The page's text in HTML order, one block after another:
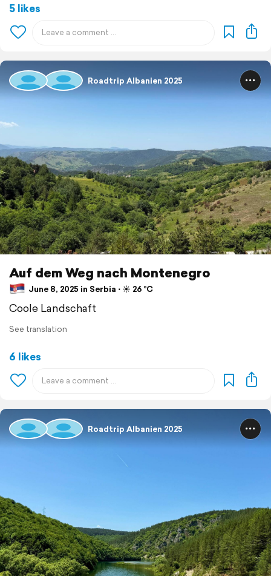
5 likes
Roadtrip Albanien 2025
Auf dem Weg nach Montenegro
June 8, 2025 in Serbia ⋅ ☀️ 26 °C
Coole Landschaft
See translation
6 likes
Roadtrip Albanien 2025